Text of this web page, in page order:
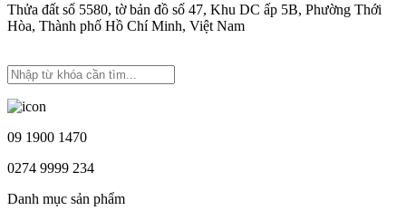
Thửa đất số 5580, tờ bản đồ số 47, Khu DC ấp 5B, Phường Thới
Hòa, Thành phố Hồ Chí Minh, Việt Nam
09 1900 1470
0274 9999 234
Danh mục sản phẩm